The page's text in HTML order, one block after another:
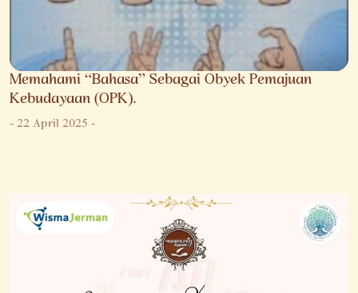
Memahami “Bahasa” Sebagai Obyek Pemajuan
Kebudayaan (OPK).
-22 April 2025-